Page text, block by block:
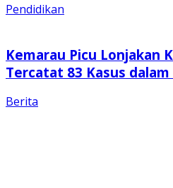
Pendidikan
Kemarau Picu Lonjakan
Tercatat 83 Kasus dalam
Berita